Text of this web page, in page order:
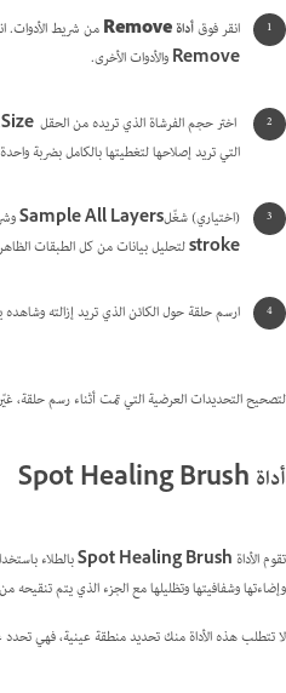
انقر فوقأداة Remove من شريط الأدوات.
Removeوالأدوات الأخرى.
اختر حجم الفرشاة الذي تريده من الحقل Size
التي تريد إصلاحها لتغطيتها بالكامل بضربة
(اختياري) شغّلSample All Layers
strokeلتحليل بيانات من كل الطبقات
ارسم حلقة حول الكائن الذي تريد إزالته وشاهده
لتصحيح التحديدات العرضية التي تمت أثناء رسم حلقة،
أداة Spot Healing Brush
تقوم الأداةSpot Healing Brushبالطلاء
وإضاءتها وشفافيتها وتظليلها مع الجزء الذي يتم تنقيحه
لا تتطلب هذه الأداة منك تحديد منطقة عينية، فهي تحدد